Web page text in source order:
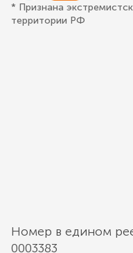
* Признана
территории РФ
Номер в едином
0003383